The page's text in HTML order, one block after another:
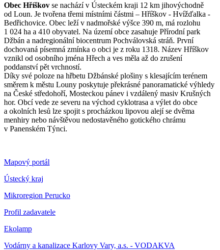
Obec Hříškov se nachází v Ústeckém kraji 12 km jihovýchodně
od Loun. Je tvořena třemi místními částmi – Hříškov - Hvížďalka -
Bedřichovice. Obec leží v nadmořské výšce 390 m, má rozlohu
1 024 ha a 410 obyvatel. Na území obce zasahuje Přírodní park
Džbán a nadregionální biocentrum Pochválovská stráň. První
dochovaná písemná zmínka o obci je z roku 1318. Název Hříškov
vznikl od osobního jména Hřech a ves měla až do zrušení
poddanství pět vrchností.
Díky své poloze na hřbetu Džbánské plošiny s klesajícím terénem
směrem k městu Louny poskytuje překrásné panoramatické výhledy
na České středohoří, Mosteckou pánev i vzdálený masiv Krušných
hor. Obcí vede ze severu na východ cyklotrasa a výlet do obce
a okolních lesů lze spojit s procházkou lipovou alejí se dvěma
menhiry nebo návštěvou nedostavěného gotického chrámu
v Panenském Týnci.
Mapový portál
Ústecký kraj
Mikroregion Perucko
Profil zadavatele
Ekolamp
Vodárny a kanalizace Karlovy Vary, a.s. - VODAKVA